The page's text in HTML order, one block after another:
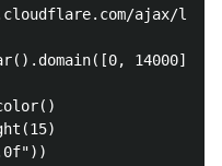
ajax/libs/